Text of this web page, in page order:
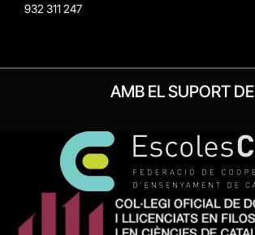
932 311 247
AMB EL SUPORT DE